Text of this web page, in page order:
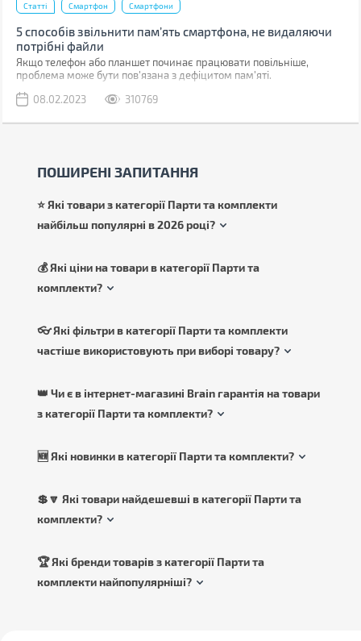
Статті Смартфон Смартфони
5 способів звільнити пам’ять смартфона, не видаляючи
потрібні файли
Якщо телефон або планшет починає працювати повільніше,
проблема може бути пов'язана з дефіцитом пам'яті.
08.02.2023
310769
ПОШИРЕНІ ЗАПИТАННЯ
⭐ Які товари з категорії Парти та комплекти
найбільш популярні в 2026 році?
💰 Які ціни на товари в категорії Парти та
комплекти?
👓 Які фільтри в категорії Парти та комплекти
частіше використовують при виборі товару?
👑 Чи є в інтернет-магазині Brain гарантія на товари
з категорії Парти та комплекти?
🆕 Які новинки в категорії Парти та комплекти?
💲🔽 Які товари найдешевші в категорії Парти та
комплекти?
🏆 Які бренди товарів з категорії Парти та
комплекти найпопулярніші?